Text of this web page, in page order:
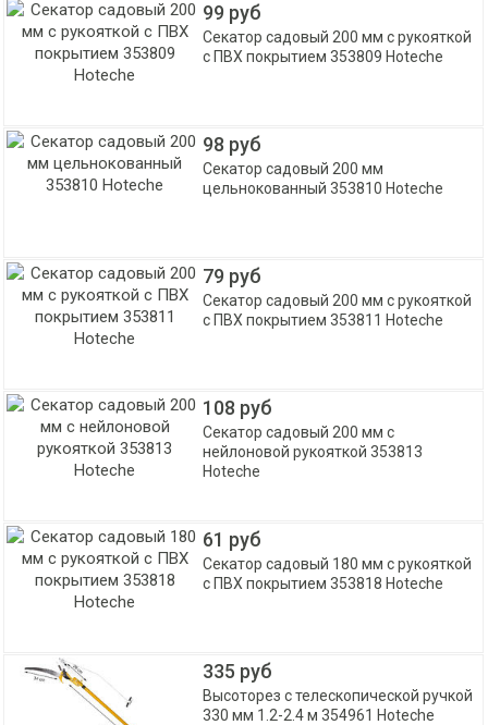
99 руб
Секатор садовый 200 мм с рукояткой
с ПВХ покрытием 353809 Hoteche
98 руб
Секатор садовый 200 мм
цельнокованный 353810 Hoteche
79 руб
Секатор садовый 200 мм с рукояткой
с ПВХ покрытием 353811 Hoteche
108 руб
Секатор садовый 200 мм с
нейлоновой рукояткой 353813
Hoteche
61 руб
Секатор садовый 180 мм с рукояткой
с ПВХ покрытием 353818 Hoteche
335 руб
Высоторез с телескопической ручкой
330 мм 1.2-2.4 м 354961 Hoteche